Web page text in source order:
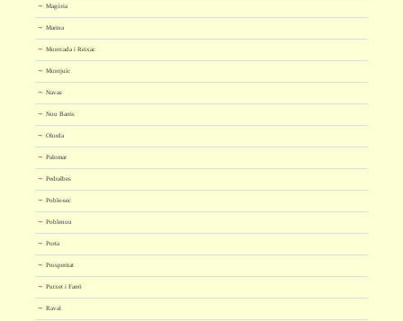
Magòria
Marina
Montcada i Reixac
Montjuïc
Navas
Nou Barris
Olorda
Palomar
Pedralbes
Poble-sec
Poblenou
Porta
Prosperitat
Putxet i Farró
Raval